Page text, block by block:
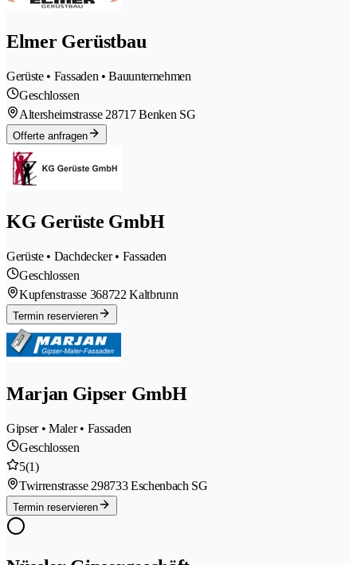
Elmer Gerüstbau
Gerüste • Fassaden • Bauunternehmen
Geschlossen
Altersheimstrasse 28717 Benken SG
Offerte anfragen
KG Gerüste GmbH
Gerüste • Dachdecker • Fassaden
Geschlossen
Kupfenstrasse 368722 Kaltbrunn
Termin reservieren
Marjan Gipser GmbH
Gipser • Maler • Fassaden
Geschlossen
5(1)
Twirrenstrasse 298733 Eschenbach SG
Termin reservieren